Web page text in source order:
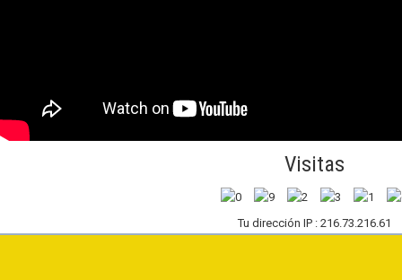
Visitas
Tu dirección IP : 216.73.216.61